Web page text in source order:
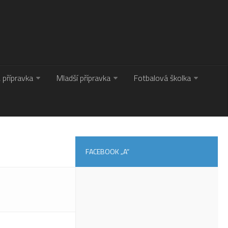
přípravka Mladší přípravka Fotbalová školka
FACEBOOK „A“